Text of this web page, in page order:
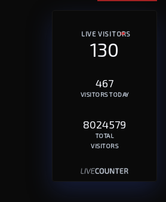
LIVE VISITORS
130
467
VISITORS TODAY
8024579
TOTAL
VISITORS